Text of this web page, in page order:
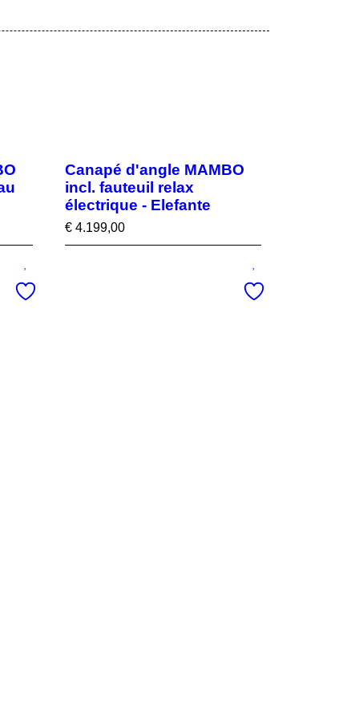
Canapé d'angle MAMBO
incl. fauteuil relax
électrique - Elefante
€ 4.199,00